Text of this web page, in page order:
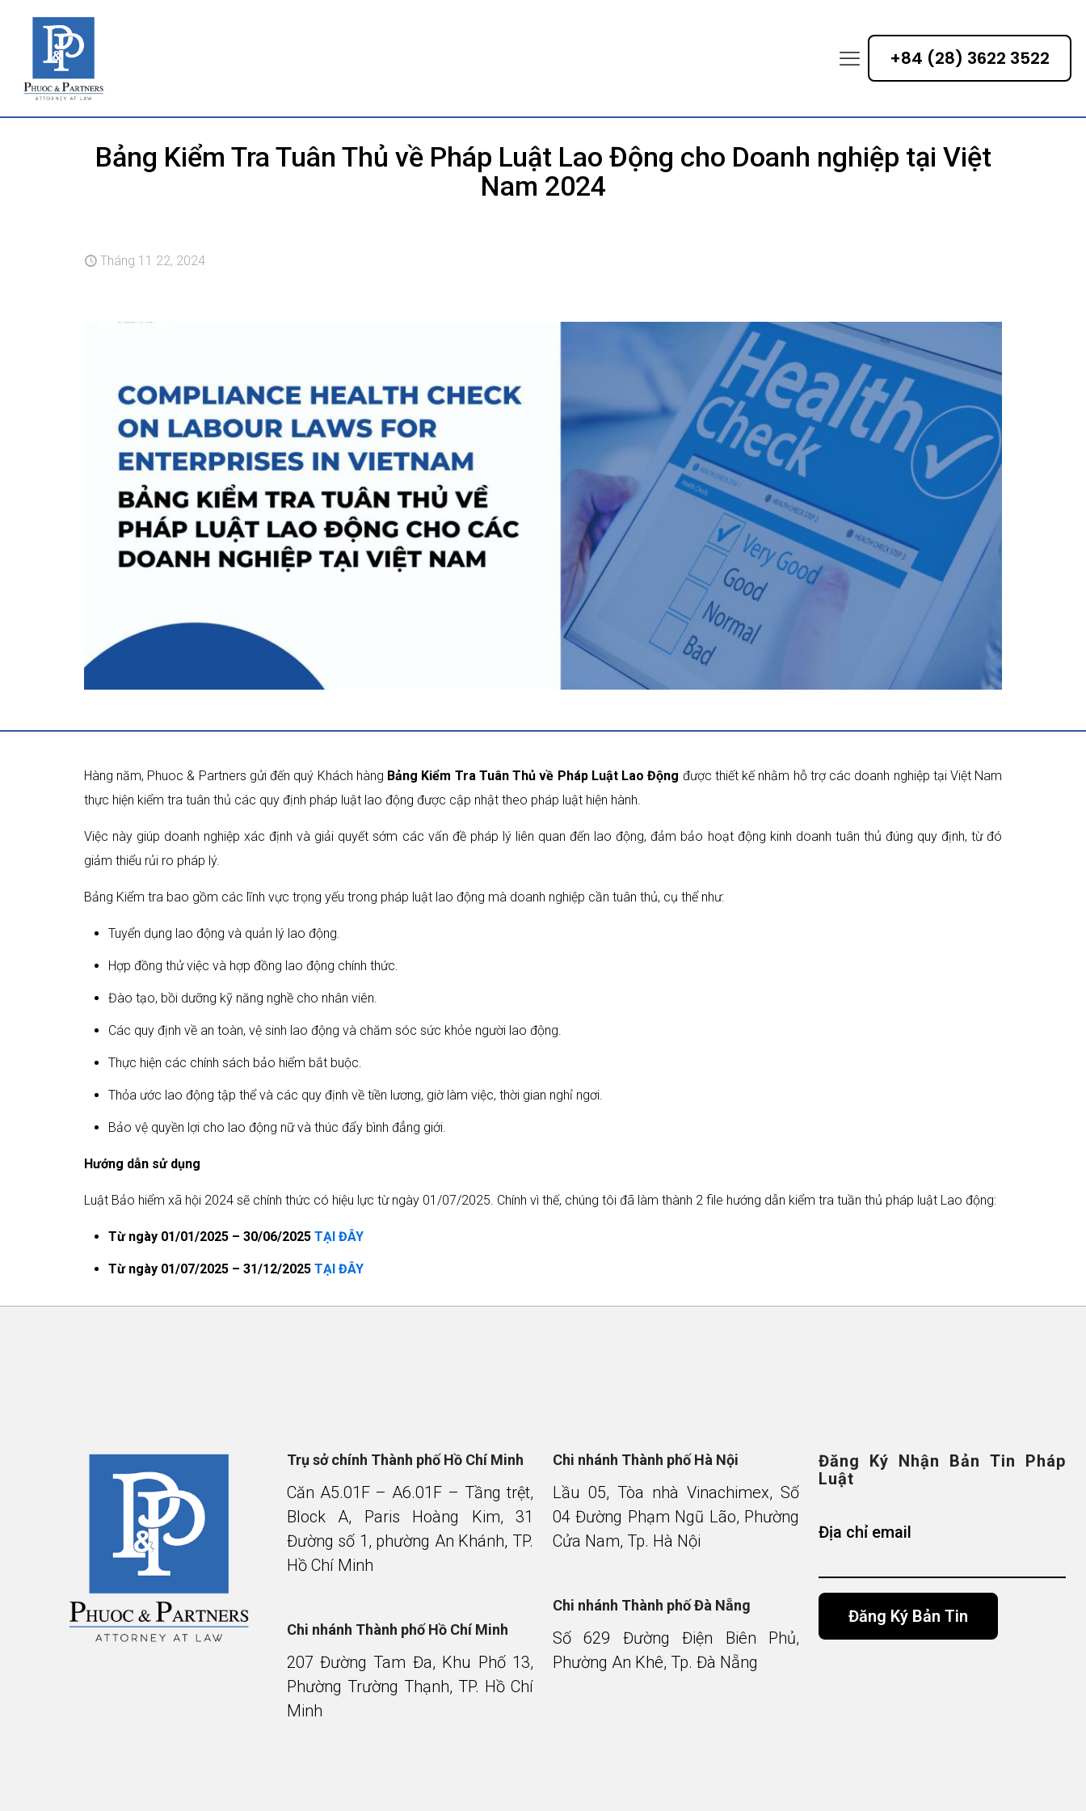
+84 (28) 3622 3522
Bảng Kiểm Tra Tuân Thủ về Pháp Luật Lao Động cho Doanh nghiệp tại Việt
Nam 2024
Tháng 11 22, 2024
Hàng năm, Phuoc & Partners gửi đến quý Khách hàng Bảng Kiểm Tra Tuân Thủ về Pháp Luật Lao Động được thiết kế nhằm hỗ trợ các doanh nghiệp tại Việt Nam
thực hiện kiểm tra tuân thủ các quy định pháp luật lao động được cập nhật theo pháp luật hiện hành.
Việc này giúp doanh nghiệp xác định và giải quyết sớm các vấn đề pháp lý liên quan đến lao động, đảm bảo hoạt động kinh doanh tuân thủ đúng quy định, từ đó
giảm thiểu rủi ro pháp lý.
Bảng Kiểm tra bao gồm các lĩnh vực trọng yếu trong pháp luật lao động mà doanh nghiệp cần tuân thủ, cụ thể như:
Tuyển dụng lao động và quản lý lao động.
Hợp đồng thử việc và hợp đồng lao động chính thức.
Đào tạo, bồi dưỡng kỹ năng nghề cho nhân viên.
Các quy định về an toàn, vệ sinh lao động và chăm sóc sức khỏe người lao động.
Thực hiện các chính sách bảo hiểm bắt buộc.
Thỏa ước lao động tập thể và các quy định về tiền lương, giờ làm việc, thời gian nghỉ ngơi.
Bảo vệ quyền lợi cho lao động nữ và thúc đẩy bình đẳng giới.
Hướng dẫn sử dụng
Luật Bảo hiểm xã hội 2024 sẽ chính thức có hiệu lực từ ngày 01/07/2025. Chính vì thế, chúng tôi đã làm thành 2 file hướng dẫn kiểm tra tuần thủ pháp luật Lao động:
Từ ngày 01/01/2025 – 30/06/2025 TẠI ĐÂY
Từ ngày 01/07/2025 – 31/12/2025 TẠI ĐÂY
Trụ sở chính Thành phố Hồ Chí Minh
Căn A5.01F – A6.01F – Tầng trệt,
Block A, Paris Hoàng Kim, 31
Đường số 1, phường An Khánh, TP.
Hồ Chí Minh
Chi nhánh Thành phố Hồ Chí Minh
207 Đường Tam Đa, Khu Phố 13,
Phường Trường Thạnh, TP. Hồ Chí
Minh
Chi nhánh Thành phố Hà Nội
Lầu 05, Tòa nhà Vinachimex, Số
04 Đường Phạm Ngũ Lão, Phường
Cửa Nam, Tp. Hà Nội
Chi nhánh Thành phố Đà Nẵng
Số 629 Đường Điện Biên Phủ,
Phường An Khê, Tp. Đà Nẵng
Đăng Ký Nhận Bản Tin Pháp
Luật
Địa chỉ email